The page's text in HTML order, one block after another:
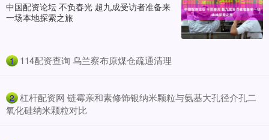
中国配资论坛 不负春光 超九成受访者准备来
一场本地探索之旅
1 ​114配资查询 乌兰察布原煤仓疏通清理
2 ​杠杆配资网 链霉亲和素修饰银纳米颗粒与氨基大孔径介孔二
氧化硅纳米颗粒对比